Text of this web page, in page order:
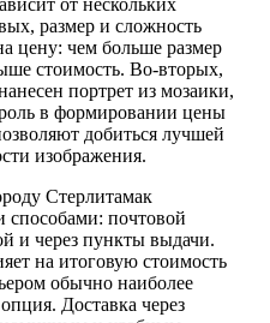
размер и сложность
цену: чем больше размер
стоимость. Во-вторых,
портрет из мозаики,
в формировании цены
добиться лучшей
изображения.
Стерлитамак
способами: почтовой
и через пункты выдачи.
на итоговую стоимость
обычно наиболее
Доставка через